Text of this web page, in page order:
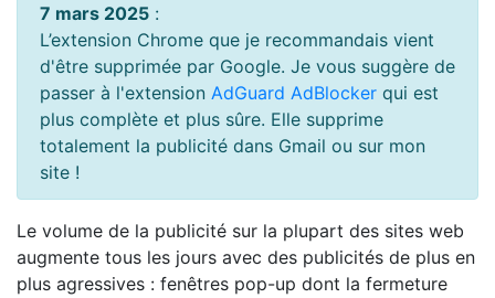
7 mars 2025 :
L’extension Chrome que je recommandais vient
d'être supprimée par Google. Je vous suggère de
passer à l'extension AdGuard AdBlocker qui est
plus complète et plus sûre. Elle supprime
totalement la publicité dans Gmail ou sur mon
site !
Le volume de la publicité sur la plupart des sites web
augmente tous les jours avec des publicités de plus en
plus agressives : fenêtres pop-up dont la fermeture